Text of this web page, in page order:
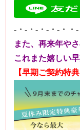
-・-・-・-・-・・-
また、再来年や
これまた嬉しい
【早期ご契約特